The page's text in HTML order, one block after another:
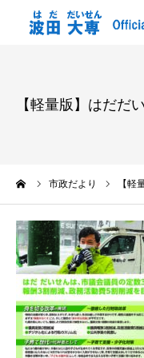
【軽量版】はだだ
市政だより 【軽
プロフィール
活動報告
メディア掲載
市政だより
応援する